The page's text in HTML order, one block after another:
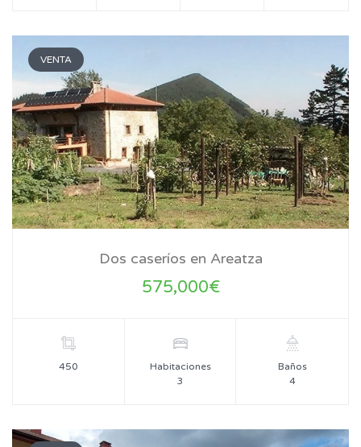
VENTA
Dos caseríos en Areatza
575,000€
450
Habitaciones
3
Baños
4